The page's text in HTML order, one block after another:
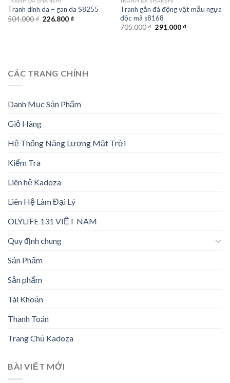
Tranh dinh da – gan da S8255
504.000₫ Giá
226.800₫Giá
Tranh gắn đá động vật mẫu ngựa
độc mã s8168
705.000₫ Giá
291.000₫Giá
CÁC TRANG CHÍNH
Danh Mục Sản Phẩm
Giỏ Hàng
Hệ Thống Năng Lượng Mặt Trời
Kiểm Tra
Liên hệ Kadoza
Liên Hệ Làm Đại Lý
OLYLIFE 131 VIỆT NAM
Quy định chung
Sản Phẩm
Sản phẩm
Tài Khoản
Thanh Toán
Trang Chủ Kadoza
BÀI VIẾT MỚI